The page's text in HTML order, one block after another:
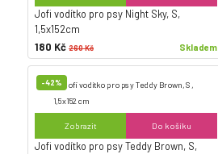
Jofi vodítko pro psy Night Sky, S,
1,5x152cm
180 Kč 260 Kč Skladem
-42%
Zobrazit Do košíku
Jofi vodítko pro psy Teddy Brown, S,